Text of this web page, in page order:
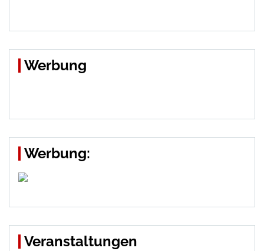
Werbung
Werbung:
Veranstaltungen